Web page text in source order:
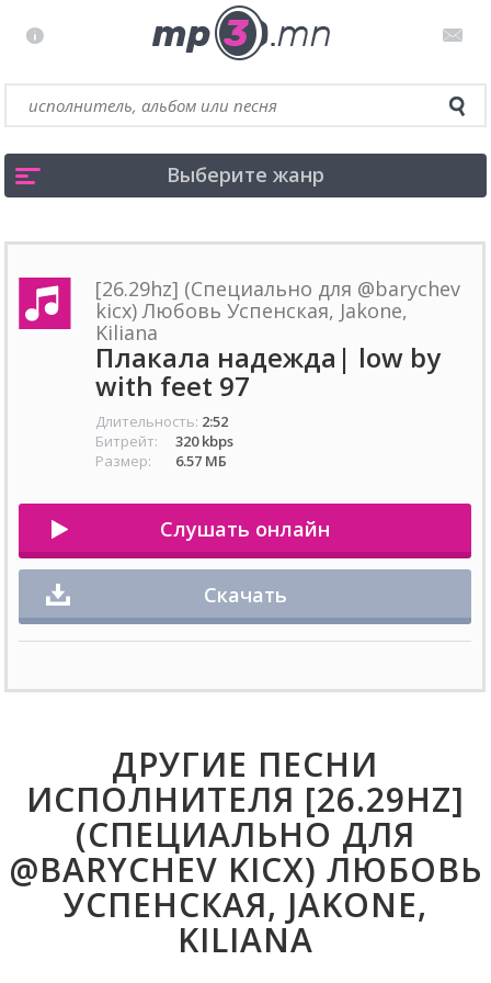
Выберите жанр
[26.29hz] (Специально для @barychev
kicx) Любовь Успенская, Jakone,
Kiliana
Плакала надежда| low by
with feet 97
Длительность: 2:52
Битрейт:
320 kbps
Размер:
6.57 МБ
Слушать онлайн
Скачать
ДРУГИЕ ПЕСНИ
ИСПОЛНИТЕЛЯ [26.29HZ]
(СПЕЦИАЛЬНО ДЛЯ
@BARYCHEV KICX) ЛЮБОВЬ
УСПЕНСКАЯ, JAKONE,
KILIANA